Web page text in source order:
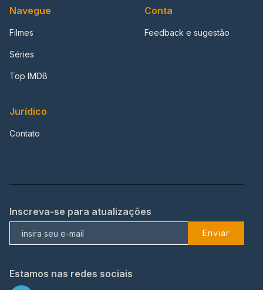
Navegue
Filmes
Séries
Top IMDB
Conta
Feedback e sugestão
Jurídico
Contato
Inscreva-se para atualizações
Enviar
Estamos nas redes sociais